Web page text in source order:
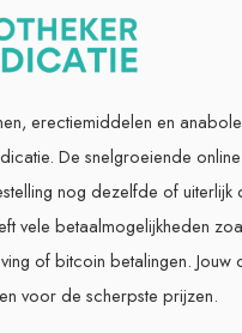
erectiemiddelen en
De snelgroeiende
nog dezelfde of uiterlijk
vele betaalmogelijkheden
of bitcoin betalingen. Jouw
voor de scherpste prijzen.